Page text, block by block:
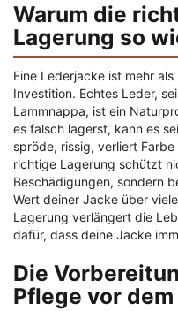
Warum die
Lagerung so
Eine Lederjacke ist mehr
Investition. Echtes Leder,
Lammnappa, ist ein
es falsch lagerst, kann es
spröde, rissig, verliert
richtige Lagerung schützt
Beschädigungen, sondern
Wert deiner Jacke über
Lagerung verlängert die
dafür, dass deine Jacke
Die
Pflege vor